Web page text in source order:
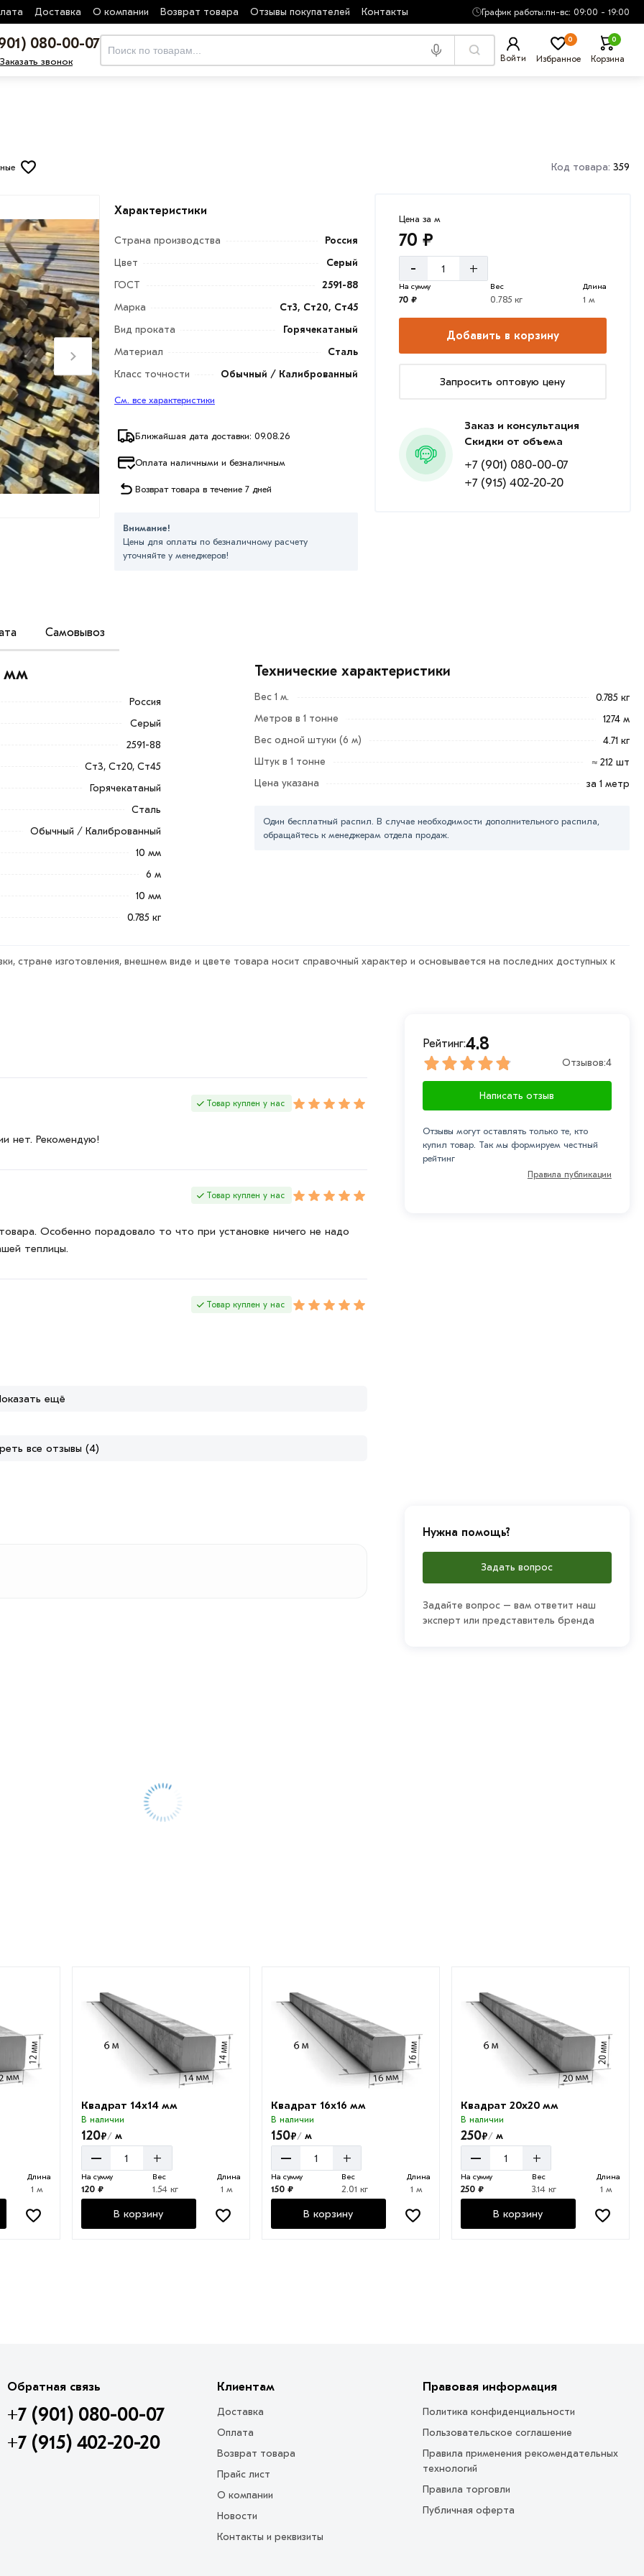
Доставка О компании Возврат товара Отзывы покупателей Контакты График работы:пн-вс: 09:00 - 19:00
080-00-07
Заказать звонок Войти Избранное
0
Корзина
0
Код товара: 359
Характеристики
Страна производства
Россия
Цвет
Серый
ГОСТ
2591-88
Марка
Ст3, Ст20, Ст45
Вид проката
Горячекатаный
Материал
Сталь
Класс точности
Обычный / Калиброванный
См. все характеристики
Ближайшая дата доставки: 09.08.26
Оплата наличными и безналичным
Возврат товара в течение 7 дней
Внимание!
Цены для оплаты по безналичному расчету
уточняйте у менеджеров!
Цена за м
70 ₽
- +
На сумму
70 ₽
Вес
0.785 кг
Длина
1 м
Добавить в корзину
Запросить оптовую цену
Заказ и консультация
Скидки от объема
+7 (901) 080-00-07
+7 (915) 402-20-20
Самовывоз
горячей прокатки металла. Такой
на удовлетворительном уровне,
термической обработки.
все профильные изделия большой
как в частном подворье, так и в цехах
металлопроката предоставляются
+7 (901) 080-00-07.
всем стандартам качества. Возврат купленного товарa в течение 7 дней (наличие чека обязательно).
мм
Россия
Серый
2591-88
Ст3, Ст20, Ст45
Горячекатаный
Сталь
Обычный / Калиброванный
10 мм
6 м
10 мм
0.785 кг
Технические характеристики
Вес 1 м.
0.785 кг
Метров в 1 тонне
1274 м
Вес одной штуки (6 м)
4.71 кг
Штук в 1 тонне
≈ 212 шт
Цена указана
за 1 метр
Один бесплатный распил. В случае необходимости дополнительного распила,
обращайтесь к менеджерам отдела продаж.
стране изготовления, внешнем виде и цвете товара носит справочный характер и основывается на последних доступных к
Товар куплен у нас
нет. Рекомендую!
Товар куплен у нас
Особенно порадовало то что при установке ничего не надо
теплицы.
Товар куплен у нас
ещё
все отзывы (4)
Рейтинг:4.8
Отзывов:4
Написать отзыв
Отзывы могут оставлять только те, кто
купил товар. Так мы формируем честный
рейтинг
Правила публикации
Нужна помощь?
Задать вопрос
Задайте вопрос – вам ответит наш
эксперт или представитель бренда
Длина
1 м
Квадрат 14х14 мм
В наличии
120₽/ м
– +
На сумму
120 ₽
Вес
1.54 кг
Длина
1 м
В корзину
Квадрат 16х16 мм
В наличии
150₽/м
– +
На сумму
150 ₽
Вес
2.01 кг
Длина
1 м
В корзину
Квадрат 20х20 мм
В наличии
250₽/м
– +
На сумму
250 ₽
Вес
3.14 кг
Длина
1 м
В корзину
Обратная связь
+7 (901) 080-00-07
+7 (915) 402-20-20
Клиентам
Доставка
Оплата
Возврат товара
Прайс лист
О компании
Новости
Контакты и реквизиты
Правовая информация
Политика конфиденциальности
Пользовательское соглашение
Правила применения рекомендательных
технологий
Правила торговли
Публичная оферта